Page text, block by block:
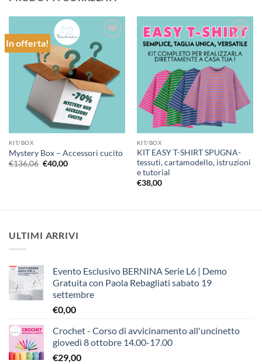
In offerta!
Aggiungi
alla lista
dei
desideri
KIT/BOX
Mystery Box – Accessori cucito
€136,06 Il
prezzo
€40,00Il
Aggiungi
alla lista
dei
desideri
KIT/BOX
KIT EASY T-SHIRT SPUGNA-
tessuti, cartamodello, istruzioni
e tutorial
€38,00
ULTIMI ARRIVI
Evento Esclusivo BERNINA Serie L6 | Demo
Gratuita con Paola Rebagliati sabato 19
settembre
€0,00
Crochet - Corso di avvicinamento all'uncinetto
giovedì 8 ottobre 14.00-17.00
€29,00